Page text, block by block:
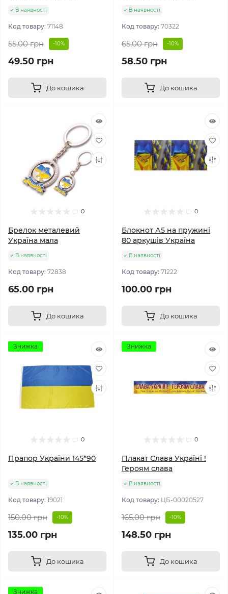
В наявності
Код товару: 71148
55.00 грн -10%
49.50 грн
До кошика
В наявності
Код товару: 70322
65.00 грн -10%
58.50 грн
До кошика
0
Брелок металевий
Україна мала
В наявності
Код товару: 72838
65.00 грн
До кошика
0
Блокнот А5 на пружині
80 аркушів Україна
В наявності
Код товару: 71222
100.00 грн
До кошика
Знижка
0
Прапор України 145*90
В наявності
Код товару: 19021
150.00 грн -10%
135.00 грн
До кошика
Знижка
0
Плакат Слава Україні !
Героям слава
В наявності
Код товару: ЦБ-00020527
165.00 грн -10%
148.50 грн
До кошика
Знижка